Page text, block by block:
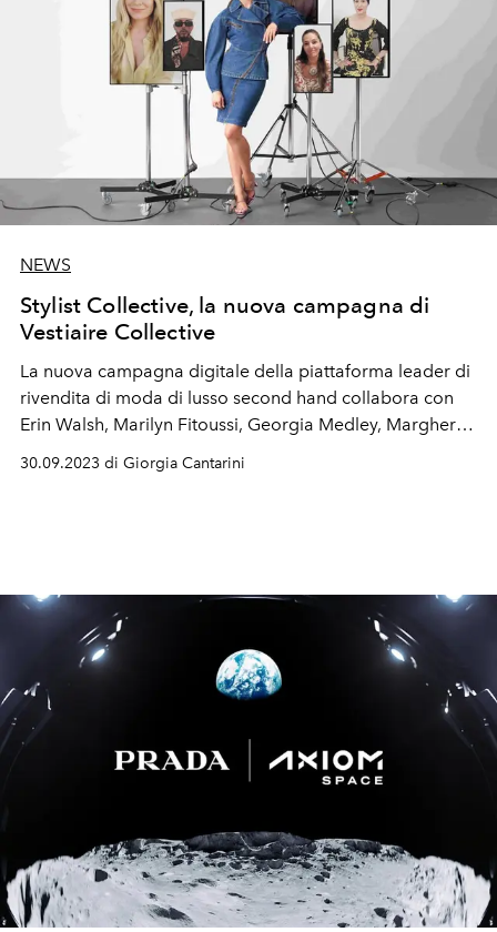
NEWS
Stylist Collective, la nuova campagna di
Vestiaire Collective
La nuova campagna digitale della piattaforma leader di
rivendita di moda di lusso second hand collabora con
Erin Walsh, Marilyn Fitoussi, Georgia Medley, Margherita
Maccapani Missoni e Mickael Carpin, cinque stylist di
30.09.2023 di Giorgia Cantarini